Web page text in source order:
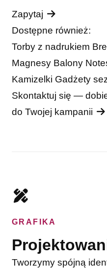
Zapytaj
Dostępne również:
Torby z nadrukiem
Magnesy Balony
Kamizelki Gadżety
Skontaktuj się —
do Twojej kampanii
GRAFIKA
Tworzymy spójną